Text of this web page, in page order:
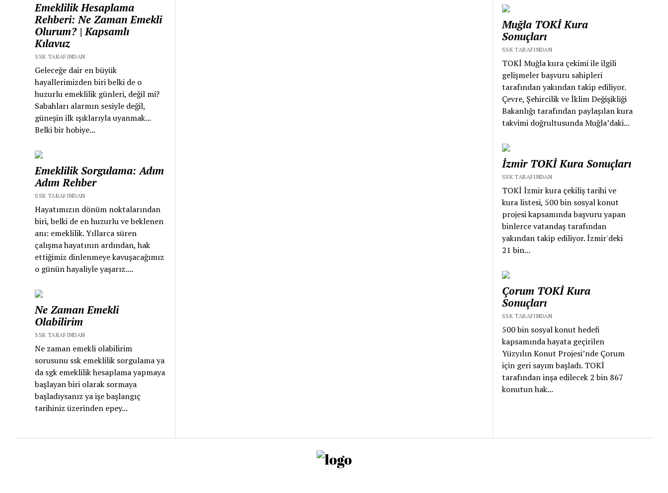
Emeklilik Hesaplama
Rehberi: Ne Zaman Emekli
Olurum? | Kapsamlı
Kılavuz
SSK TARAFINDAN
Geleceğe dair en büyük
hayallerimizden biri belki de o
huzurlu emeklilik günleri, değil mi?
Sabahları alarmın sesiyle değil,
güneşin ilk ışıklarıyla uyanmak...
Belki bir hobiye...
Emeklilik Sorgulama: Adım
Adım Rehber
SSK TARAFINDAN
Hayatımızın dönüm noktalarından
biri, belki de en huzurlu ve beklenen
anı: emeklilik. Yıllarca süren
çalışma hayatının ardından, hak
ettiğimiz dinlenmeye kavuşacağımız
o günün hayaliyle yaşarız....
Ne Zaman Emekli
Olabilirim
SSK TARAFINDAN
Ne zaman emekli olabilirim
sorusunu ssk emeklilik sorgulama ya
da sgk emeklilik hesaplama yapmaya
başlayan biri olarak sormaya
başladıysanız ya işe başlangıç
tarihiniz üzerinden epey...
Muğla TOKİ Kura
Sonuçları
SSK TARAFINDAN
TOKİ Muğla kura çekimi ile ilgili
gelişmeler başvuru sahipleri
tarafından yakından takip ediliyor.
Çevre, Şehircilik ve İklim Değişikliği
Bakanlığı tarafından paylaşılan kura
takvimi doğrultusunda Muğla’daki...
İzmir TOKİ Kura Sonuçları
SSK TARAFINDAN
TOKİ İzmir kura çekiliş tarihi ve
kura listesi, 500 bin sosyal konut
projesi kapsamında başvuru yapan
binlerce vatandaş tarafından
yakından takip ediliyor. İzmir'deki
21 bin...
Çorum TOKİ Kura
Sonuçları
SSK TARAFINDAN
500 bin sosyal konut hedefi
kapsamında hayata geçirilen
Yüzyılın Konut Projesi’nde Çorum
için geri sayım başladı. TOKİ
tarafından inşa edilecek 2 bin 867
konutun hak...